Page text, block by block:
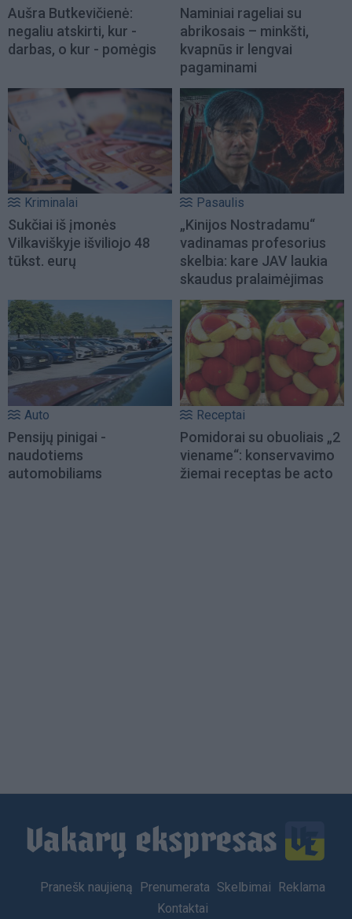
Aušra Butkevičienė:
negaliu atskirti, kur -
darbas, o kur - pomėgis
Naminiai rageliai su
abrikosais – minkšti,
kvapnūs ir lengvai
pagaminami
Kriminalai
Sukčiai iš įmonės
Vilkaviškyje išviliojo 48
tūkst. eurų
Pasaulis
„Kinijos Nostradamu“
vadinamas profesorius
skelbia: kare JAV laukia
skaudus pralaimėjimas
Auto
Pensijų pinigai -
naudotiems
automobiliams
Receptai
Pomidorai su obuoliais „2
viename“: konservavimo
žiemai receptas be acto
Footer
Pranešk naujieną Prenumerata Skelbimai
Reklama
Kontaktai